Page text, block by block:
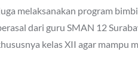
melaksanakan program
dari guru SMAN 12
kelas XII agar mampu